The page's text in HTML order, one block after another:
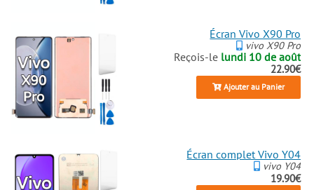
Écran Vivo X90 Pro
vivo X90 Pro
Reçois-le lundi 10 de août
22.90€
Ajouter au Panier
Écran complet Vivo Y04
vivo Y04
19.90€